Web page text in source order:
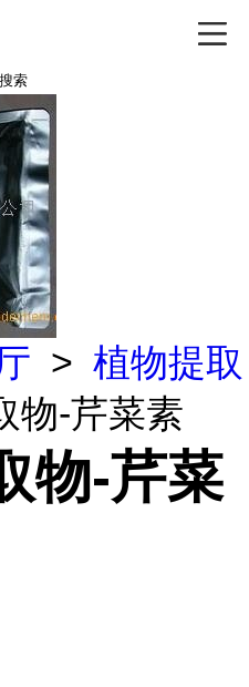
搜索
> 植物提取
物-芹菜素
物-芹菜